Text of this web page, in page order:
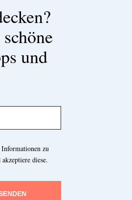
und
zu
diese.